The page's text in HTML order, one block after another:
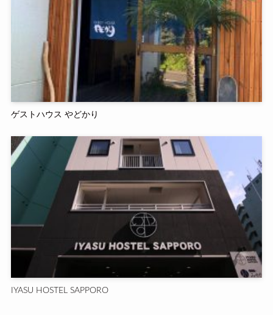
ゲストハウス やどかり
IYASU HOSTEL SAPPORO